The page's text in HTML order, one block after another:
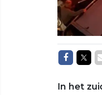
Delen
In het